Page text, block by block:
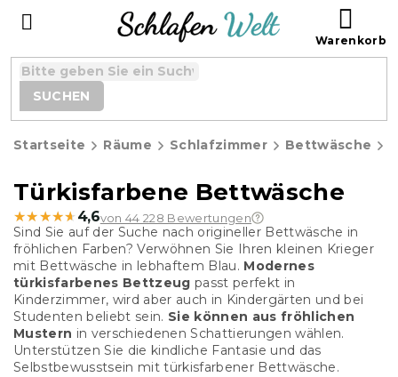
SUCHEN
Startseite Räume Schlafzimmer Bettwäsche
Türkisfarbene Bettwäsche
★★★★★
★★★★★ 4,6von 44 228 Bewertungen
Sind Sie auf der Suche nach origineller Bettwäsche in
fröhlichen Farben? Verwöhnen Sie Ihren kleinen Krieger
mit Bettwäsche in lebhaftem Blau. Modernes
türkisfarbenes Bettzeug passt perfekt in
Kinderzimmer, wird aber auch in Kindergärten und bei
Studenten beliebt sein. Sie können aus fröhlichen
Mustern in verschiedenen Schattierungen wählen.
Unterstützen Sie die kindliche Fantasie und das
Selbstbewusstsein mit türkisfarbener Bettwäsche.